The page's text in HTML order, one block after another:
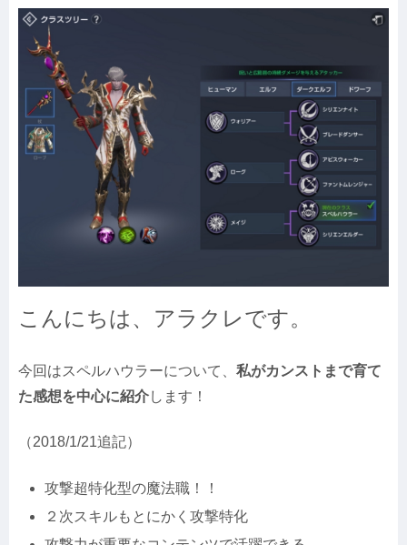
こんにちは、アラクレです。
今回はスペルハウラーについて、 私がカンストまで育て
た感想を中心に紹介します！
（2018/1/21追記）
攻撃超特化型の魔法職！！
２次スキルもとにかく攻撃特化